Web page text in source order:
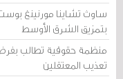
ساوث تشاينا مورنينغ
بتمزيق الشرق الأوسط
منظمة حقوقية تطالب
تعذيب المعتقلين